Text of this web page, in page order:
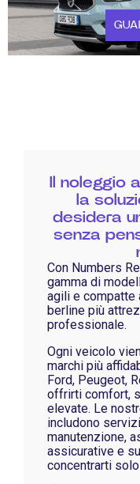
Il noleggio
la
desidera
senza
Con Numbers
gamma di
agili e compatte
berline più
professionale.
Ogni veicolo
marchi più
Ford, Peugeot,
offrirti comfort,
elevate. Le
includono
manutenzione,
assicurative e
concentrarti